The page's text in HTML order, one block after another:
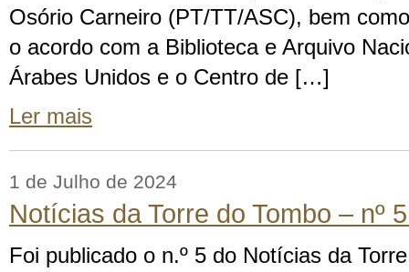
Osório Carneiro (PT/TT/ASC), bem
o acordo com a Biblioteca e Arquivo
Árabes Unidos e o Centro de […]
Ler mais
1 de Julho de 2024
Notícias da Torre do Tombo – nº
Foi publicado o n.º 5 do Notícias da